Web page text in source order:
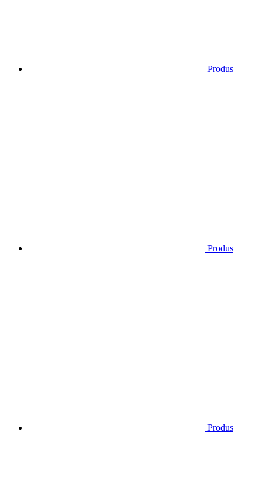
Produs
Produs
Produs